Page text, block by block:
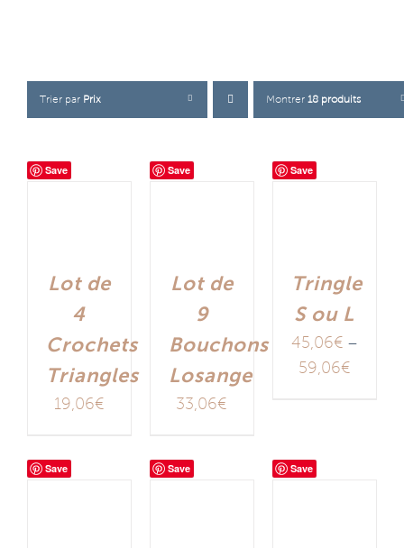
Trier par Prix Montrer 18 produits
Save
Lot de
4
Crochets
Triangles
19,06€
Save
Lot de
9
Bouchons
Losange
33,06€
Save
Tringle
S ou L
45,06€ –
59,06€
Save Save Save